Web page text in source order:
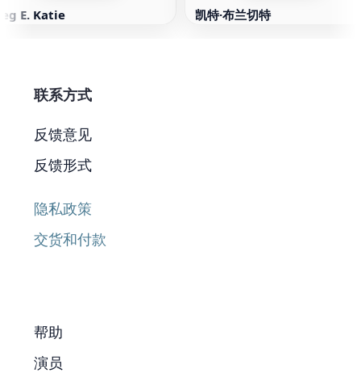
E. Katie 凯特·布兰切特
联系方式
反馈意见
反馈形式
隐私政策
交货和付款
帮助
演员